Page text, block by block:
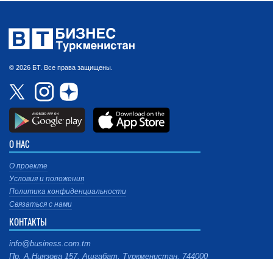
© 2026 БТ. Все права защищены.
О НАС
О проекте
Условия и положения
Политика конфиденциальности
Связаться с нами
КОНТАКТЫ
info@business.com.tm
Пр. А.Ниязова 157, Ашгабат, Туркменистан, 744000